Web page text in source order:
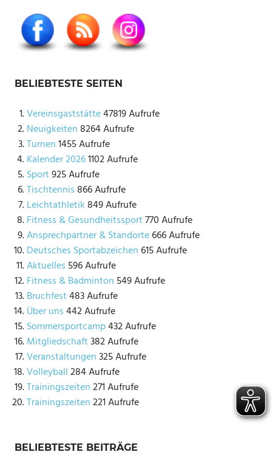
BELIEBTESTE SEITEN
Vereinsgaststätte47819 Aufrufe
Neuigkeiten8264 Aufrufe
Turnen1455 Aufrufe
Kalender 20261102 Aufrufe
Sport925 Aufrufe
Tischtennis866 Aufrufe
Leichtathletik849 Aufrufe
Fitness & Gesundheitssport770 Aufrufe
Ansprechpartner & Standorte666 Aufrufe
Deutsches Sportabzeichen615 Aufrufe
Aktuelles 596 Aufrufe
Fitness & Badminton 549 Aufrufe
Bruchfest483 Aufrufe
Über uns442 Aufrufe
Sommersportcamp432 Aufrufe
Mitgliedschaft382 Aufrufe
Veranstaltungen325 Aufrufe
Volleyball284 Aufrufe
Trainingszeiten271 Aufrufe
Trainingszeiten221 Aufrufe
BELIEBTESTE BEITRÄGE